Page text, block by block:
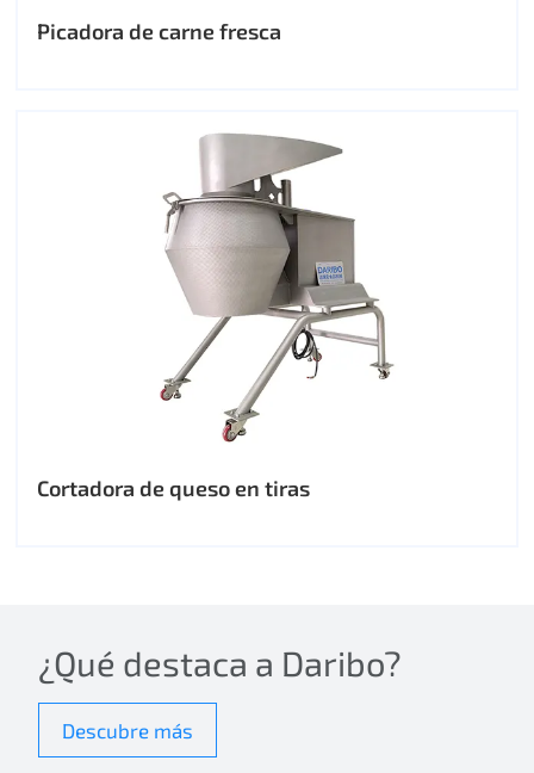
Picadora de carne fresca
Cortadora de queso en tiras
¿Qué destaca a Daribo?
Descubre más